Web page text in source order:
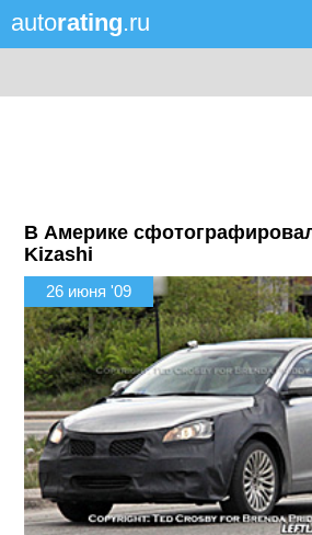
autorating.ru
В Америке
Kizashi
26 июня '09